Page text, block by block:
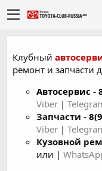
Клубный
ремонт и запчасти
Автосервис -
Viber |
Запчасти -
Viber |
Кузовной
или |